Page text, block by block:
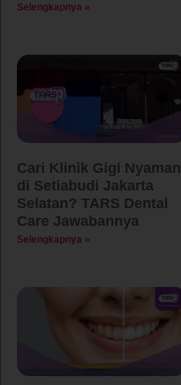
Selengkapnya »
Cari Klinik Gigi Nyaman
di Setiabudi Jakarta
Selatan? TARS Dental
Care Jawabannya
Selengkapnya »